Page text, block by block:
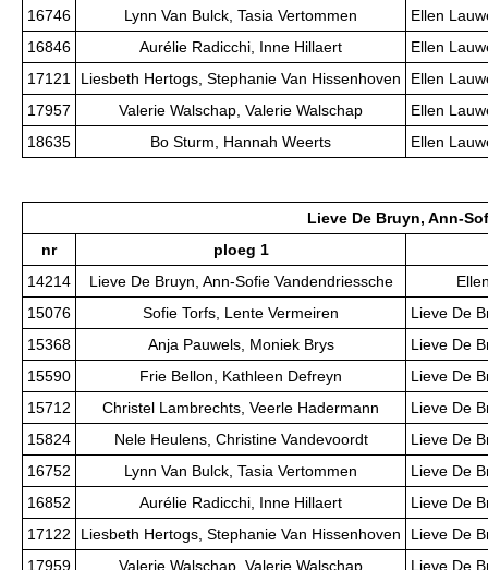
16746
Lynn Van Bulck, Tasia Vertommen
Ellen
16846
Aurélie Radicchi, Inne Hillaert
Ellen
17121
Liesbeth Hertogs, Stephanie Van Hissenhoven
Ellen
17957
Valerie Walschap, Valerie Walschap
Ellen
18635
Bo Sturm, Hannah Weerts Ellen
Lieve De Bruyn, Ann-
nr
ploeg 1
14214
Lieve De Bruyn, Ann-Sofie Vandendriessche
15076
Sofie Torfs, Lente Vermeiren
Lieve De
15368
Anja Pauwels, Moniek Brys
Lieve De
15590
Frie Bellon, Kathleen Defreyn
Lieve De
15712
Christel Lambrechts, Veerle Hadermann
Lieve De
15824
Nele Heulens, Christine Vandevoordt
Lieve De
16752
Lynn Van Bulck, Tasia Vertommen
Lieve De
16852
Aurélie Radicchi, Inne Hillaert
Lieve De
17122
Liesbeth Hertogs, Stephanie Van Hissenhoven
Lieve De
17959
Valerie Walschap, Valerie Walschap
Lieve De